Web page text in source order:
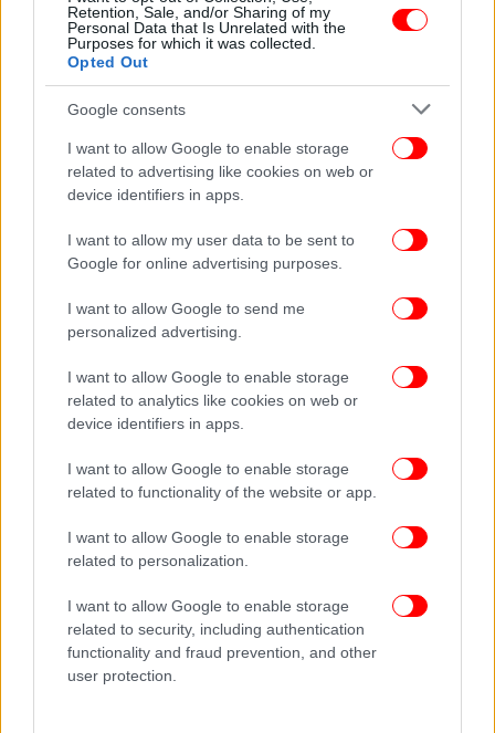
Retention, Sale, and/or Sharing of my
Personal Data that Is Unrelated with the
Purposes for which it was collected.
Opted Out
Google consents
I want to allow Google to enable storage
related to advertising like cookies on web or
device identifiers in apps.
I want to allow my user data to be sent to
Google for online advertising purposes.
I want to allow Google to send me
personalized advertising.
I want to allow Google to enable storage
related to analytics like cookies on web or
device identifiers in apps.
I want to allow Google to enable storage
related to functionality of the website or app.
I want to allow Google to enable storage
related to personalization.
I want to allow Google to enable storage
related to security, including authentication
functionality and fraud prevention, and other
user protection.
ΔΕΙΤΕ ΕΠΙΣΗΣ